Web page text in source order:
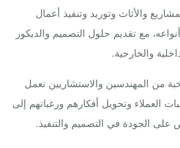
والأثاث وتوريد وتنفيذ أعمال
مع تقديم حلول التصميم والديكور
والخارجية.
من المهندسين والاستشاريين نعمل
العملاء وتحويل أفكارهم ورغباتهم إلى
على الجودة في التصميم والتنفيذ.